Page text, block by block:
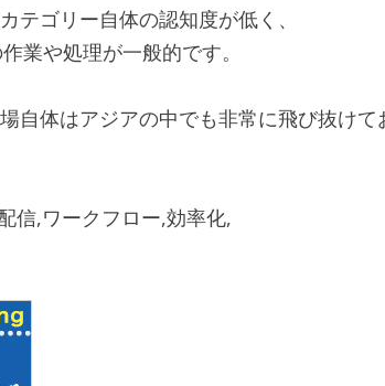
テゴリー自体の認知度が低く、
業や処理が一般的です。
自体はアジアの中でも非常に飛び抜けて
信,ワークフロー,効率化,